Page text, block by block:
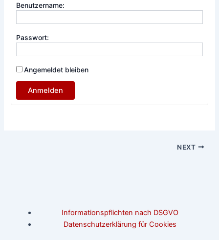
Benutzername:
Passwort:
Angemeldet bleiben
Anmelden
NEXT
Informationspflichten nach DSGVO
Datenschutzerklärung für Cookies